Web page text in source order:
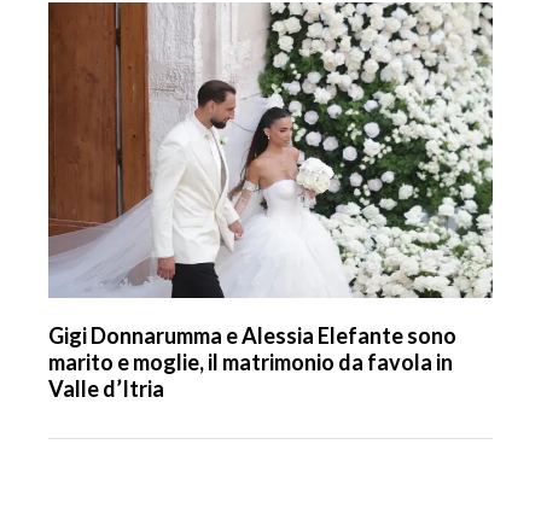
Gigi Donnarumma e Alessia Elefante sono
marito e moglie, il matrimonio da favola in
Valle d’Itria